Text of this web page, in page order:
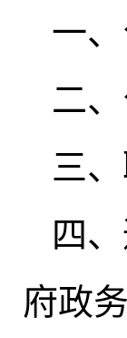
一
二
三
四
府政